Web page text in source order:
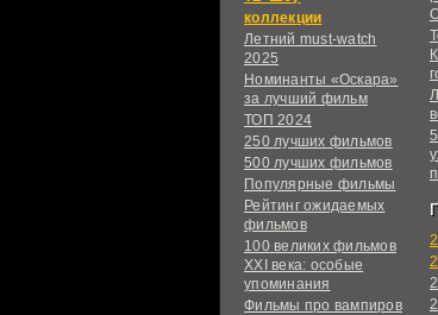
коллекции
Летний must-watch
2025
Номинанты «Оскара»
за лучший фильм
ТОП 2024
250 лучших фильмов
500 лучших фильмов
Популярные фильмы
Рейтинг ожидаемых
фильмов
100 великих фильмов
XXI века: особые
упоминания
Фильмы про вампиров